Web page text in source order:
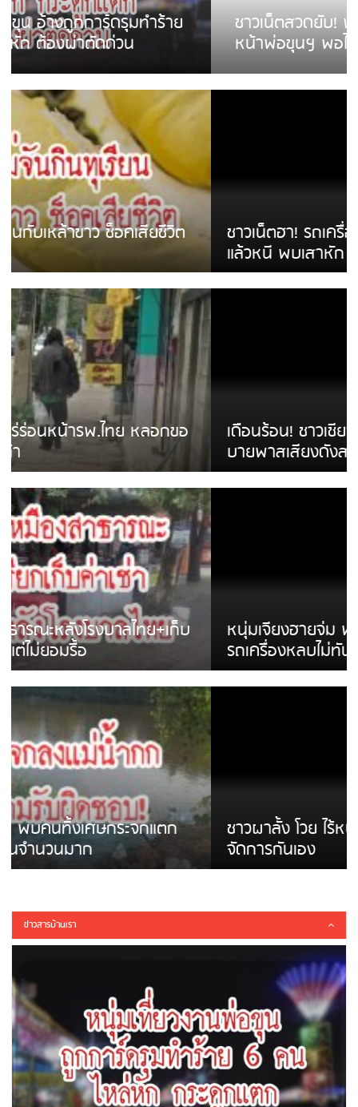
ชาวเน็ตสวดยับ! พบพม่าเร่ขายพวงมาลัย
หน้าพ่อขุนฯ พอไม่ซื้อเดินตาม
ชาวเน็ตฮา! รถเครื่องแม่สายชนป้ายร้านโลงศพ
แล้วหนี พบเสาหัก เบรคหัก หวิดได้ใช้บริการ
เดือนร้อน! ชาวเชียงรายบ่นรถ Isuzu สีขาวซิ่ง
บายพาสเสียงดังสร้างความรำคาญ
หนุ่มเจียงฮายจ่ม พบถังน้ำดื่มตกกลางถนน
รถเครื่องหลบไม่ทันล้มบาดเจ็บ
ชาวผาลั้ง โวย ไร้หน่วยงานดูแล ดินสไลด์ ต้อง
จัดการกันเอง
ข่าวสารบ้านเรา